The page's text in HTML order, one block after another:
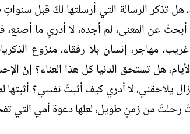
تذكر الرسالة التي أرسلتها لكَ قبل سنواتٍ
عن المعنى، لم أجده، لا أدري ما
مهاجر، إنسان بلا رفقاء، منزوع
هل تستحق الدنيا كل هذا العناء؟ إنَّ
يلاحقني، لا أدري كيف أثبتُ نفسي؟ أثبتها
من زمنٍ طويل، لعلها دعوة أمي التي